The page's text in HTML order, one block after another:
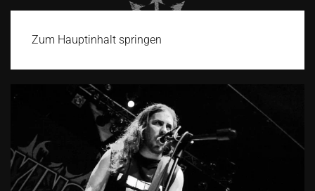
Zum Hauptinhalt springen